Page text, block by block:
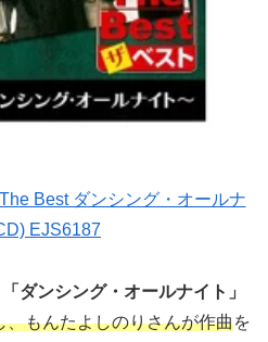
Best ダンシング・オールナ
EJS6187
「ダンシング・オールナイト」
、もんたよしのりさんが作曲を